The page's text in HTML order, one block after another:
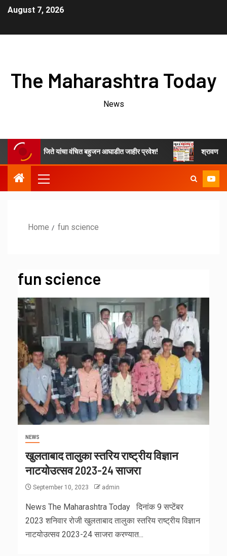
August 7, 2026
The Maharashtra Today
News
ओम नवनाथ जिते यांचा वंचित बहुजन आघाडीत जाहीर प्रवेश! श्रावण
Home fun science
fun science
NEWS
खुलताबाद तालुका स्तरिय राष्ट्रीय विज्ञान
नाटयोउत्सव 2023-24 साजरा
September 10, 2023 admin
News The Maharashtra Today दिनांक 9 सप्टेंबर
2023 शनिवार रोजी खुलताबाद तालुका स्तरिय राष्ट्रीय विज्ञान
नाटयोउत्सव 2023-24 साजरा करण्यात...